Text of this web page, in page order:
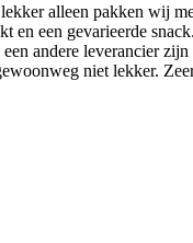
alleen pakken wij
en een gevarieerde
andere leverancier
niet lekker.